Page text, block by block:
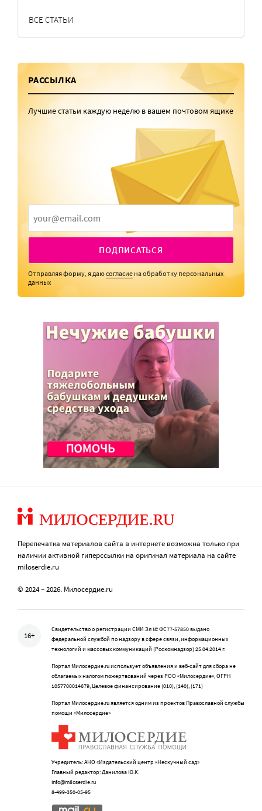
ВСЕ СТАТЬИ
РАССЫЛКА
Лучшие статьи каждую неделю в вашем почтовом ящике
ПОДПИСАТЬСЯ
Отправляя форму, я даюсогласие на обработку персональных
данных
Перепечатка материалов сайта в интернете возможна только при
наличии активной гиперссылки на оригинал материала на сайте
miloserdie.ru
© 2024 – 2026. Милосердие.ru
16+
Свидетельство о регистрации СМИ Эл № ФС77-57850 выдано
федеральной службой по надзору в сфере связи, информационных
технологий и массовых коммуникаций (Роскомнадзор) 25.04.2014 г.
Портал Милосердие.ru использует объявления и веб-сайт для сбора не
облагаемых налогом пожертвований через РОО «Милосердие», ОГРН
1057700014679, Целевое финансирование (010), (140), (171)
Портал Милосердие.ru является одним из проектов Православной службы
помощи «Милосердие»
Учредитель: АНО «Издательский центр «Нескучный сад»
Главный редактор: Данилова Ю.К.
info@miloserdie.ru
8-499-350-05-95